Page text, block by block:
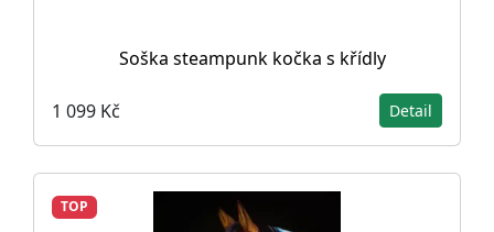
Soška steampunk kočka s křídly
1 099 Kč Detail
TOP